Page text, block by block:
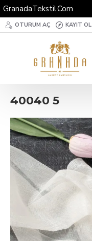
GranadaTekstil.Com
OTURUM AÇ KAYIT OL
40040 5